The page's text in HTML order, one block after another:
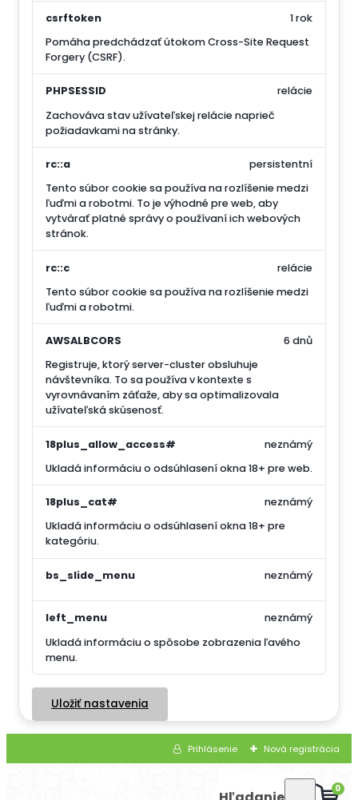
csrftoken
Pomáha predchádzať útokom Cross-Site Request
Forgery (CSRF).
1 rok
PHPSESSID
Zachováva stav užívateľskej relácie naprieč
požiadavkami na stránky.
relácie
rc::a
Tento súbor cookie sa používa na rozlíšenie medzi
ľuďmi a robotmi. To je výhodné pre web, aby
vytvárať platné správy o používaní ich webových
stránok.
persistentní
rc::c
Tento súbor cookie sa používa na rozlíšenie medzi
ľuďmi a robotmi.
relácie
AWSALBCORS
Registruje, ktorý server-cluster obsluhuje
návštevníka. To sa používa v kontexte s
vyrovnávaním záťaže, aby sa optimalizovala
užívateľská skúsenosť.
6 dnů
18plus_allow_access#
Ukladá informáciu o odsúhlasení okna 18+ pre web.
neznámý
18plus_cat#
Ukladá informáciu o odsúhlasení okna 18+ pre
kategóriu.
neznámý
bs_slide_menu neznámý
left_menu
Ukladá informáciu o spôsobe zobrazenia ľavého
menu.
neznámý
Uložiť nastavenia
Prihlásenie Nová registrácia
0